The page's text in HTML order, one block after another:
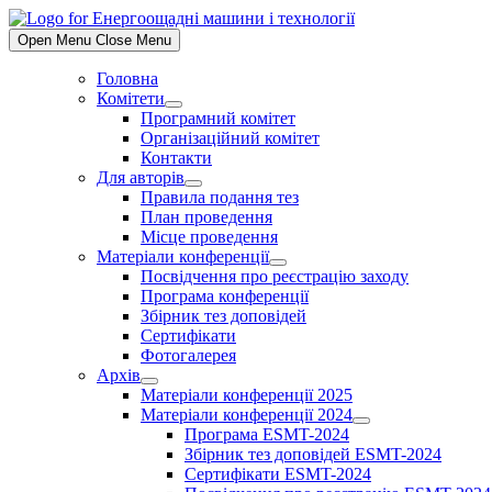
Skip
to
content
Open Menu Close Menu
Головна
Комітети
Show
sub
menu
Програмний комітет
Організаційний комітет
Контакти
Для авторів
Show
sub
menu
Правила подання тез
План проведення
Місце проведення
Матеріали конференції
Show
sub
menu
Посвідчення про реєстрацію заходу
Програма конференції
Збірник тез доповідей
Сертифікати
Фотогалерея
Архів
Show
sub
menu
Матеріали конференції 2025
Матеріали конференції 2024
Show
sub
menu
Програма ESMT-2024
Збірник тез доповідей ESMT-2024
Сертифікати ESMT-2024